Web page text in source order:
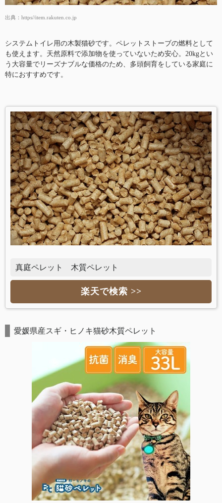
出典： https//item.rakuten.co.jp
システムトイレ用の木製猫砂です。ペレットストーブの燃料として
も使えます。天然原料で添加物を使っていないため安心。20kgとい
う大容量でリーズナブルな価格のため、多頭飼育をしている家庭に
特におすすめです。
真庭ペレット 木質ペレット
楽天で検索 >>
愛媛県産スギ・ヒノキ猫砂木質ペレット